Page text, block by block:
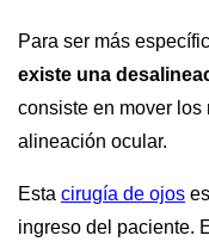
Para ser más
existe una
consiste en mover
alineación ocular.
Esta cirugía de ojos
ingreso del paciente.